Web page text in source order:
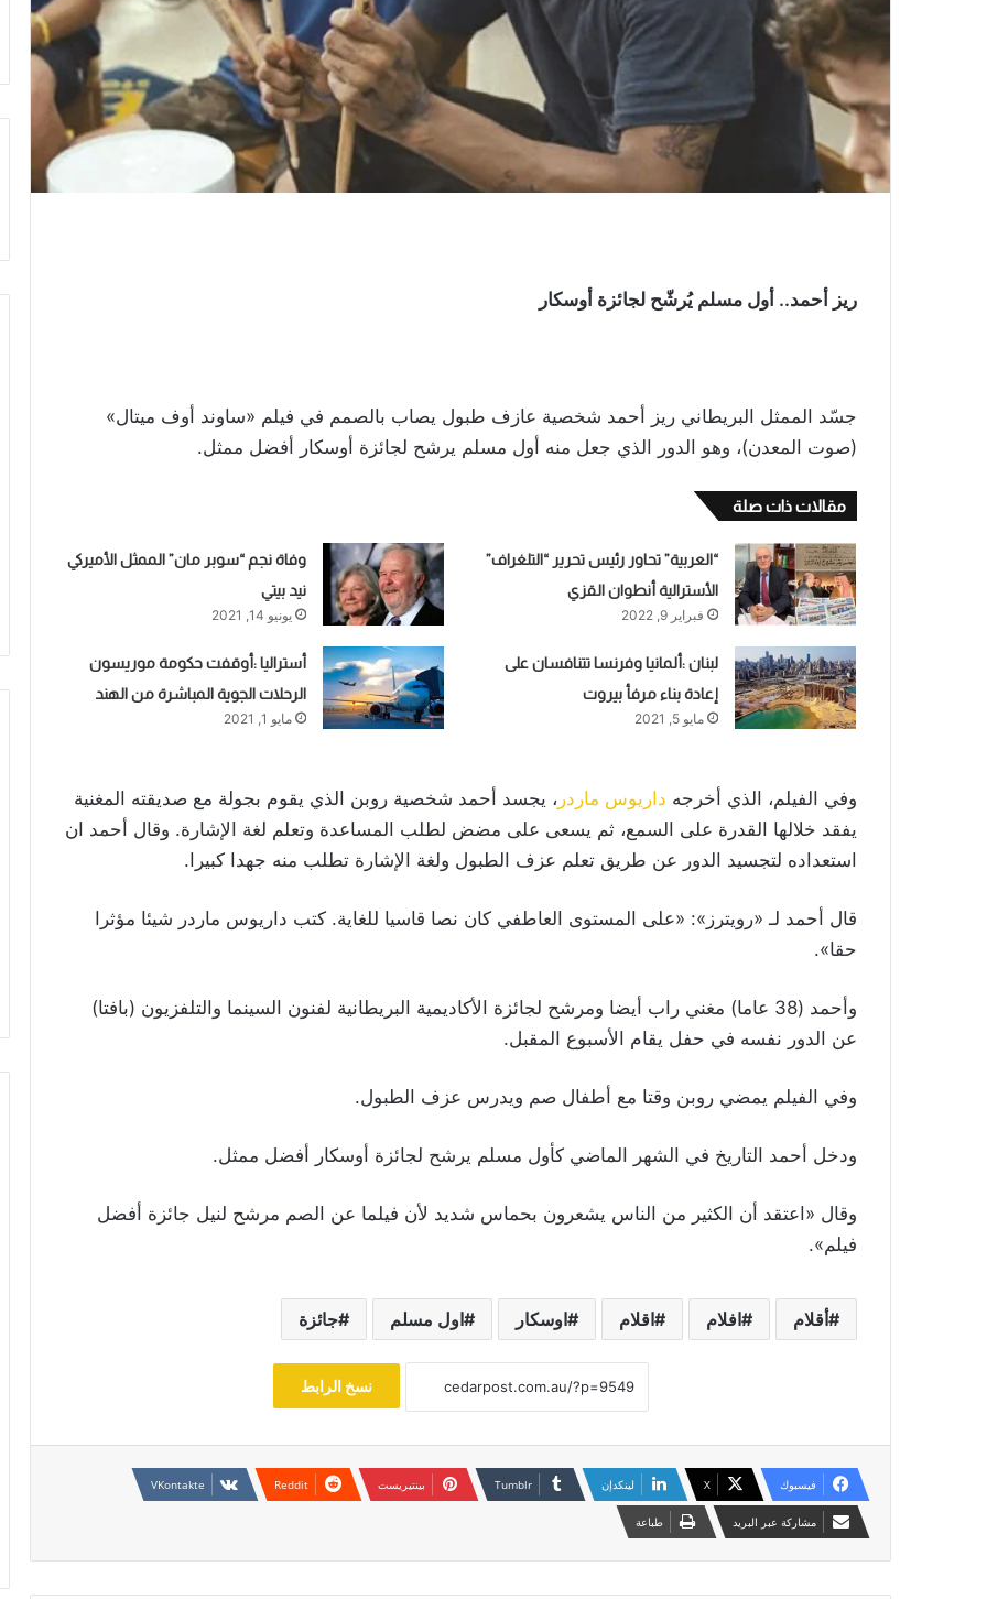
ريز أحمد.. أول مسلم يُرشّح لجائزة أوسكار
جسّد الممثل البريطاني ريز أحمد شخصية عازف طبول يصاب بالصمم في فيلم «ساوند أوف ميتال»
(صوت المعدن)، وهو الدور الذي جعل منه أول مسلم يرشح لجائزة أوسكار أفضل ممثل.
مقالات ذات صلة
“العربية” تحاور رئيس تحرير “التلغراف”
الأسترالية أنطوان القزي
فبراير 9, 2022
وفاة نجم “سوبر مان” الممثل الأميركي
نيد بيتي
يونيو 14, 2021
لبنان :ألمانيا وفرنسا تتنافسان على
إعادة بناء مرفأ بيروت
مايو 5, 2021
أستراليا :أوقفت حكومة موريسون
الرحلات الجوية المباشرة من الهند
مايو 1, 2021
وفي الفيلم، الذي أخرجه داريوس ماردر ، يجسد أحمد شخصية روبن الذي يقوم بجولة مع صديقته المغنية
يفقد خلالها القدرة على السمع، ثم يسعى على مضض لطلب المساعدة وتعلم لغة الإشارة. وقال أحمد ان
استعداده لتجسيد الدور عن طريق تعلم عزف الطبول ولغة الإشارة تطلب منه جهدا كبيرا.
قال أحمد لـ «رويترز»: «على المستوى العاطفي كان نصا قاسيا للغاية. كتب داريوس ماردر شيئا مؤثرا
حقا».
وأحمد (38 عاما) مغني راب أيضا ومرشح لجائزة الأكاديمية البريطانية لفنون السينما والتلفزيون (بافتا)
عن الدور نفسه في حفل يقام الأسبوع المقبل.
وفي الفيلم يمضي روبن وقتا مع أطفال صم ويدرس عزف الطبول.
ودخل أحمد التاريخ في الشهر الماضي كأول مسلم يرشح لجائزة أوسكار أفضل ممثل.
وقال «اعتقد أن الكثير من الناس يشعرون بحماس شديد لأن فيلما عن الصم مرشح لنيل جائزة أفضل
فيلم».
أقلام افلام اقلام اوسكار اول مسلم جائزة
نسخ الرابط
فيسبوك ‫X لينكدإن بينتيريست
مشاركة عبر البريد طباعة
زوجته
كانت
تحب
أغسطس 7, 2025
لأن زوجته كانت تحب القطط منذ 3 أسابيع